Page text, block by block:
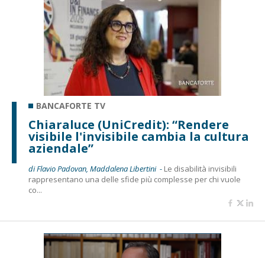
BANCAFORTE TV
Chiaraluce (UniCredit): “Rendere
visibile l'invisibile cambia la cultura
aziendale”
di Flavio Padovan, Maddalena Libertini - Le disabilità invisibili
rappresentano una delle sfide più complesse per chi vuole
co...